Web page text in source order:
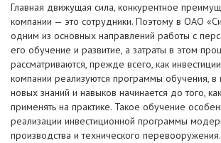
Главная движущая сила, конкурентное
компании — это сотрудники. Поэтому в ОАО
одним из основных направлений работы с
его обучение и развитие, а затраты в этом
рассматриваются, прежде всего, как
компании реализуются программы обучения, в
новых знаний и навыков начинается до того,
применять на практике. Такое обучение
реализации инвестиционной программы
производства и технического перевооружения.